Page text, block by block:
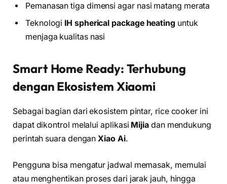
Pemanasan tiga dimensi agar nasi matang merata
Teknologi IH spherical package heating untuk
menjaga kualitas nasi
Smart Home Ready: Terhubung
dengan Ekosistem Xiaomi
Sebagai bagian dari ekosistem pintar, rice cooker ini
dapat dikontrol melalui aplikasi Mijiadan mendukung
perintah suara denganXiao Ai.
Pengguna bisa mengatur jadwal memasak, memulai
atau menghentikan proses dari jarak jauh, hingga